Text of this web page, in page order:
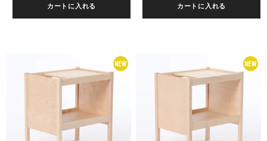
カートに入れる カートに入れる